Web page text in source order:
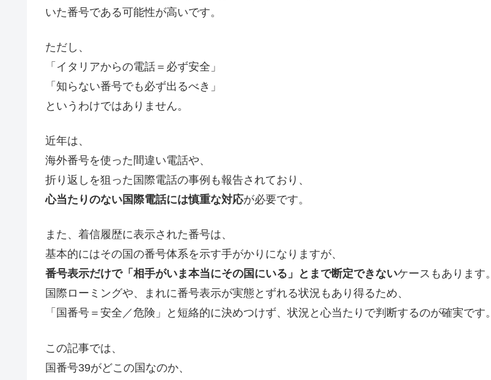
いた番号である可能性が高いです。
ただし、
「イタリアからの電話＝必ず安全」
「知らない番号でも必ず出るべき」
というわけではありません。
近年は、
海外番号を使った間違い電話や、
折り返しを狙った国際電話の事例も報告されており、
心当たりのない国際電話には慎重な対応が必要です。
また、着信履歴に表示された番号は、
基本的にはその国の番号体系を示す手がかりになりますが、
番号表示だけで「相手がいま本当にその国にいる」とまで断定できないケースもあります。
国際ローミングや、まれに番号表示が実態とずれる状況もあり得るため、
「国番号＝安全／危険」と短絡的に決めつけず、状況と心当たりで判断するのが確実です。
この記事では、
国番号39がどこの国なのか、